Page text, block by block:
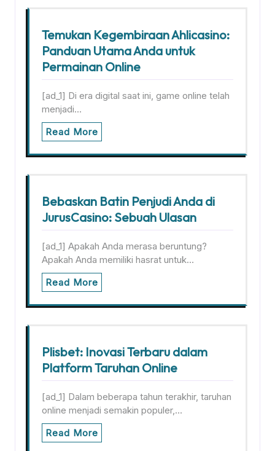
Temukan Kegembiraan Ahlicasino:
Panduan Utama Anda untuk
Permainan Online
[ad_1] Di era digital saat ini, game online telah
menjadi…
Read More
Bebaskan Batin Penjudi Anda di
JurusCasino: Sebuah Ulasan
[ad_1] Apakah Anda merasa beruntung?
Apakah Anda memiliki hasrat untuk…
Read More
Plisbet: Inovasi Terbaru dalam
Platform Taruhan Online
[ad_1] Dalam beberapa tahun terakhir, taruhan
online menjadi semakin populer,…
Read More